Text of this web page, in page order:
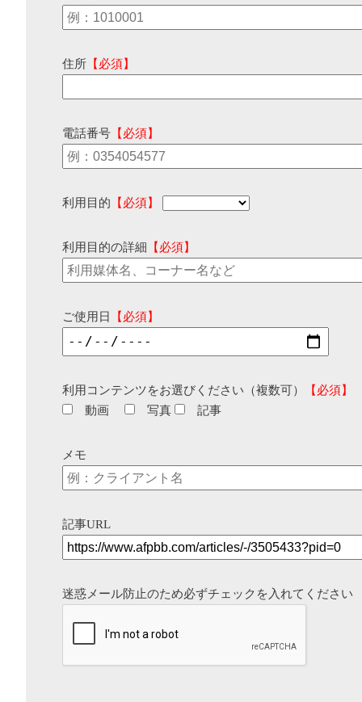
住所 【必須】
電話番号 【必須】
利用目的 【必須】
利用目的の詳細 【必須】
ご使用日 【必須】
利用コンテンツをお選びください（複数可）
【必須】
動画
写真 記事
メモ
記事URL
迷惑メール防止のため必ずチェックを入れてください